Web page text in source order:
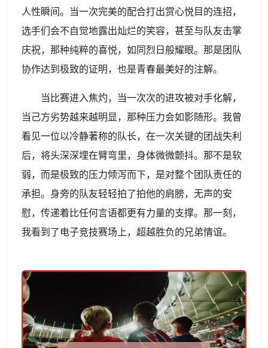
人性瞬间。当一次完美的配合打出赏心悦目的连招，
选手们会不自觉地露出灿烂的笑容，甚至与队友击掌
庆祝，那种纯粹的喜悦，如同烈日般耀眼。那是团队
协作达到极致的证明，也是青春最美好的注解。
当比赛进入焦灼，当一次次的进攻被对手化解，
当己方劣势越来越明显，那种压力会如影随形。我曾
看见一位以冷静著称的队长，在一次关键的团战失利
后，将头深深埋在臂弯里，身体微微颤抖。那不是软
弱，而是极致的压力倾泻而下，是对整个团队责任的
承担。身旁的队友轻轻拍了拍他的肩膀，无声的安
慰，传递着比任何言语都更有力量的支撑。那一刻，
我看到了电子竞技赛场上，超越胜负的兄弟情谊。